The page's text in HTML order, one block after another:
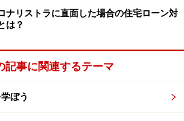
ナリストラに直面した場合の住宅ローン対
は？
記事に関連するテーマ
ぼう